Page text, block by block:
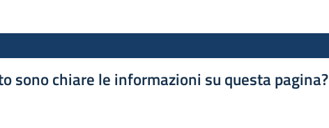
sono chiare le informazioni su questa pagina?